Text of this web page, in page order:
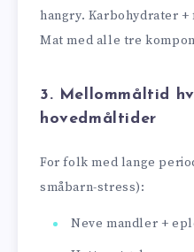
hangry. Karbohydrater
Mat med alle tre
3. Mellommåltid
hoved­måltider
For folk med lange
småbarn-stress):
Neve mandler +